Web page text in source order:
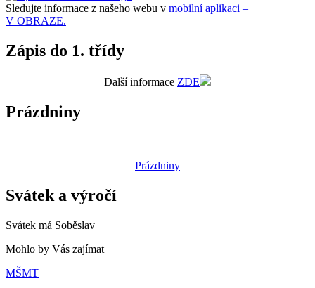
Sledujte informace z našeho webu v mobilní aplikaci –
V OBRAZE.
Zápis do 1. třídy
Další informace ZDE
Prázdniny
Prázdniny
Svátek a výročí
Svátek má Soběslav
Mohlo by Vás zajímat
MŠMT